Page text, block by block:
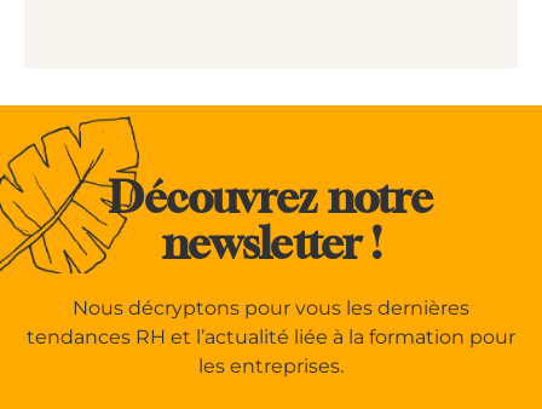
Découvrez notre
newsletter !
Nous décryptons pour vous les dernières
tendances RH et l’actualité liée à la formation pour
les entreprises.